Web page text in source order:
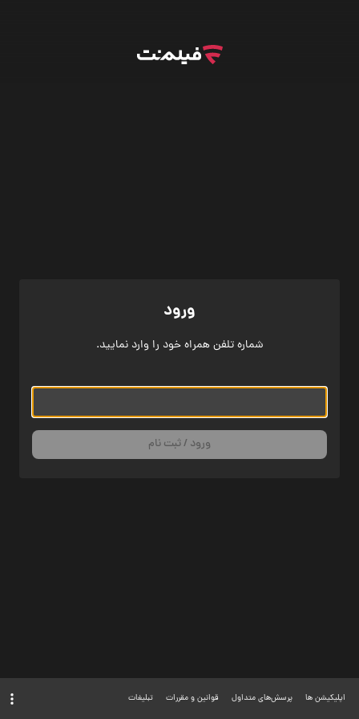
ورود
شماره تلفن همراه خود را وارد نمایید.
ورود / ثبت نام
اپلیکیشن ها پرسش‌های متداول قوانین و مقررات تبلیغات